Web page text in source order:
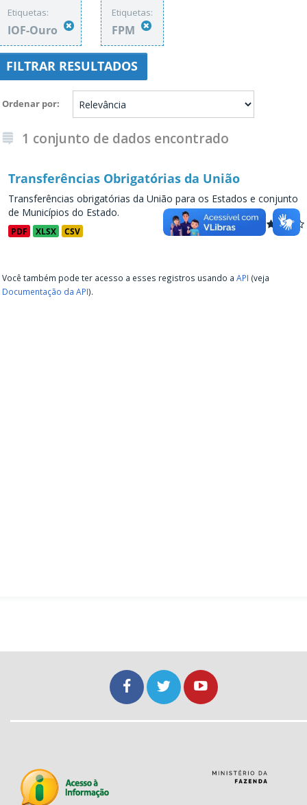
Etiquetas:
IOF-Ouro
Etiquetas:
FPM
FILTRAR RESULTADOS
Ordenar por
1 conjunto de dados encontrado
Transferências Obrigatórias da União
Transferências obrigatórias da União para os Estados e conjunto
de Municípios do Estado.
PDF XLSX CSV
Você também pode ter acesso a esses registros usando a API (veja
Documentação da API).